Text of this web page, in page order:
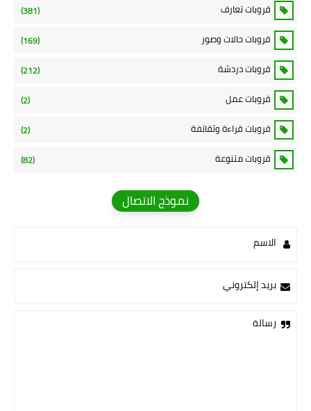
قروبات تعارف (381)
قروبات حالات وصور (169)
قروبات دردشة (212)
قروبات عمل (2)
قروبات قراءة وثقاتفة (2)
قروبات متنوعة (82)
نموذج الاتصال
الاسم
بريد إلكتروني
رسالة